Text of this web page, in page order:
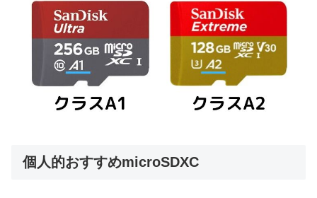
個人的おすすめmicroSDXC